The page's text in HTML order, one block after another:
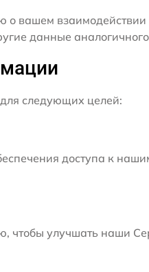
вашем
данные
следующих целей:
доступа к
улучшать наши